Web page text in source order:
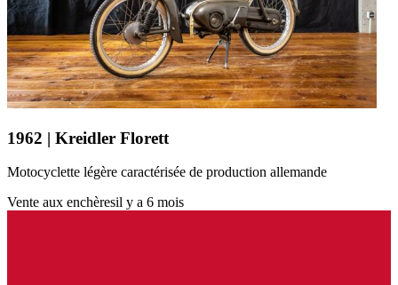
1962 | Kreidler Florett
Motocyclette légère caractérisée de production allemande
Vente aux enchèresil y a 6 mois